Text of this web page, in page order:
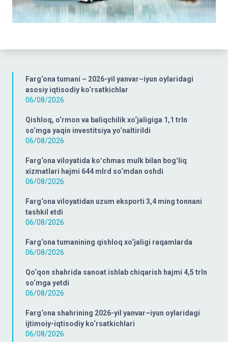
Farg‘ona tumani – 2026-yil yanvar–iyun oylaridagi
asosiy iqtisodiy ko‘rsatkichlar
06/08/2026
Qishloq, o‘rmon va baliqchilik xo‘jaligiga 1,1 trln
so‘mga yaqin investitsiya yo‘naltirildi
06/08/2026
Farg‘ona viloyatida koʻchmas mulk bilan bogʻliq
xizmatlari hajmi 644 mlrd so‘mdan oshdi
06/08/2026
Farg‘ona viloyatidan uzum eksporti 3,4 ming tonnani
tashkil etdi
06/08/2026
Farg‘ona tumanining qishloq xo‘jaligi raqamlarda
06/08/2026
Qo‘qon shahrida sanoat ishlab chiqarish hajmi 4,5 trln
so‘mga yetdi
06/08/2026
Farg‘ona shahrining 2026-yil yanvar–iyun oylaridagi
ijtimoiy-iqtisodiy ko‘rsatkichlari
06/08/2026